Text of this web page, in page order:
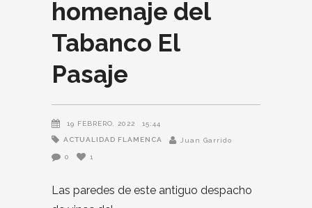
homenaje del
Tabanco El
Pasaje
19 FEBRERO, 2022 15:44
ACTUALIDAD FLAMENCA Juan Garrido
0 1
Las paredes de este antiguo despacho